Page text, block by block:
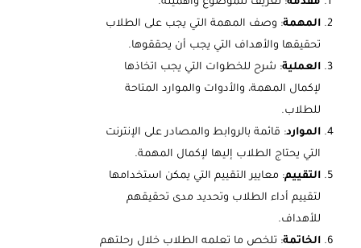
مقدمة: تعريف للموضوع وأهميته.
المهمة: وصف المهمة التي يجب على الطلاب
تحقيقها والأهداف التي يجب أن يحققوها.
العملية: شرح للخطوات التي يجب اتخاذها
لإكمال المهمة، والأدوات والموارد المتاحة
للطلاب.
الموارد: قائمة بالروابط والمصادر على الإنترنت
التي يحتاج الطلاب إليها لإكمال المهمة.
التقييم: معايير التقييم التي يمكن استخدامها
لتقييم أداء الطلاب وتحديد مدى تحقيقهم
للأهداف.
الخاتمة: تلخص ما تعلمه الطلاب خلال رحلتهم